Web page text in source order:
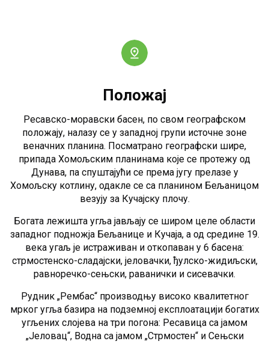
Положај
Ресавско-моравски басен, по свом географском
положају, налазу се у западној групи источне зоне
веначних планина. Посматрано географски шире,
припада Хомољским планинама које се протежу од
Дунава, па спуштајући се према југу прелазе у
Хомољску котлину, одакле се са планином Бељаницом
везују за Кучајску плочу.
Богата лежишта угља јављају се широм целе области
западног подножја Бељанице и Кучаја, а од средине 19.
века угаљ је истраживан и откопаван у 6 басена:
стрмостенско-сладајски, јеловачки, ђулско-жидиљски,
равноречко-сењски, раванички и сисевачки.
Рудник „Рембас“ производњу високо квалитетног
мрког угља базира на подземној експлоатацији богатих
угљених слојева на три погона: Ресавица са јамом
„Јеловац“, Водна са јамом „Стрмостен“ и Сењски